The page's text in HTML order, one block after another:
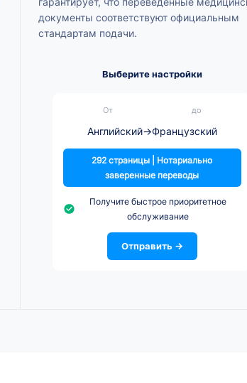
документы соответствуют официальным
стандартам подачи.
Выберите настройки
От до
Английский→Французский
292 страницы | Нотариально
заверенные переводы
Получите быстрое приоритетное
обслуживание
Отправить →